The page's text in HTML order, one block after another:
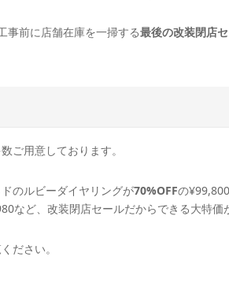
事前に店舗在庫を一掃する最後の改装閉店
ご用意しております。
のルビーダイヤリングが70%OFFの
など、改装閉店セールだからできる大特価
ださい。